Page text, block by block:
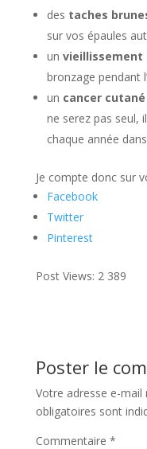
des taches
sur vos épaules
un vieillissement
bronzage pendant
un cancer cutané
ne serez pas seul,
chaque année
Je compte donc sur
Facebook
Twitter
Pinterest
Post Views: 2 389
Poster le
Votre adresse e-mail
obligatoires sont
Commentaire *